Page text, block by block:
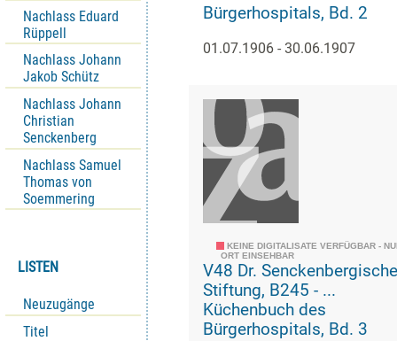
Nachlass Eduard
Rüppell
Nachlass Johann
Jakob Schütz
Nachlass Johann
Christian
Senckenberg
Nachlass Samuel
Thomas von
Soemmering
LISTEN
Neuzugänge
Titel
Bürgerhospitals, Bd. 2
01.07.1906 - 30.06.1907
KEINE DIGITALISATE VERFÜGBAR -
ORT EINSEHBAR
V48 Dr. Senckenbergische
Stiftung, B245 - ...
Küchenbuch des
Bürgerhospitals, Bd. 3